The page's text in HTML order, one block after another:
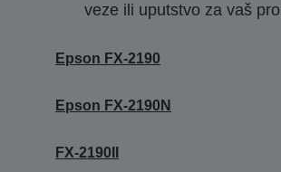
veze ili uputstvo za vaš
Epson FX-2190
Epson FX-2190N
FX-2190II